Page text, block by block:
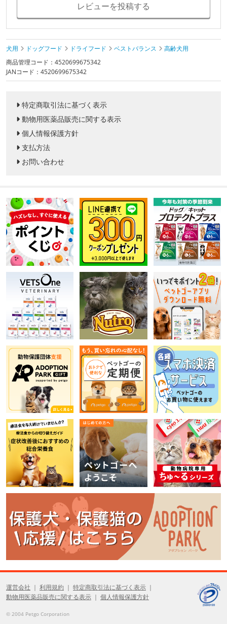
レビューを投稿する
犬用 ドッグフード ドライフード ベストバランス
高齢犬用
商品管理コード：4520699675342
JANコード：4520699675342
特定商取引法に基づく表示
動物用医薬品販売に関する表示
個人情報保護方針
支払方法
お問い合わせ
運営会社 利用規約
特定商取引法に基づく表示
動物用医薬品販売に関する表示
個人情報保護方針
© 2004 Petgo Corporation